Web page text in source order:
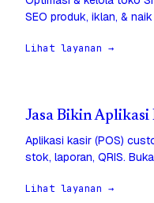
SEO produk, iklan, &
Lihat layanan →
Jasa Bikin
Aplikasi kasir (POS)
stok, laporan, QRIS.
Lihat layanan →